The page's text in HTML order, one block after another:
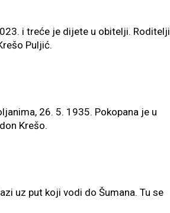
i treće je dijete u obitelji. Roditelji
Puljić.
26. 5. 1935. Pokopana je u
Krešo.
uz put koji vodi do Šumana. Tu se